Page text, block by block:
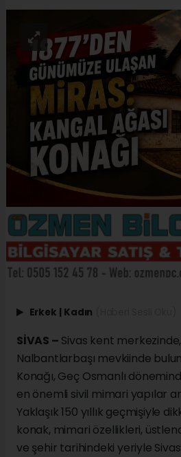
Erkek Kadın
SİVAS – Sivas kent
Nalbantlarbaşı mevkiinde
Konağı, Geç Osmanlı
en önemli sivil mimari yapılar
Yaklaşık 150 yıllık geçmişiyle
konak, mimari özellikleri,
ve şehir tarihindeki yeriyle